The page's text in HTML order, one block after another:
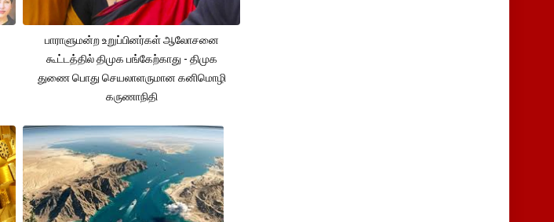
பாராளுமன்ற உறுப்பினர்கள் ஆலோசனை
கூட்டத்தில் திமுக பங்கேற்காது - திமுக
துணை பொது செயலாளருமான கனிமொழி
கருணாநிதி